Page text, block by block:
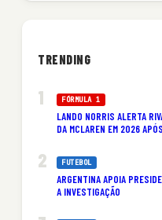
TRENDING
FÓRMULA 1
LANDO NORRIS ALERTA
DA MCLAREN EM 2026
FUTEBOL
ARGENTINA APOIA
A INVESTIGAÇÃO